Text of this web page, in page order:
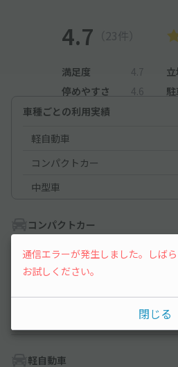
4.7 （23件）
満足度 4.7
停めやすさ
4.6
車種ごとの利用実績
軽自動車
コンパクトカー
中型車
コンパクトカー
駅から近いところが魅力的です。
前後が広いので物の出し入れがしや
軽自動車
通信エラーが発生しました。しば
お試しください。
閉じる